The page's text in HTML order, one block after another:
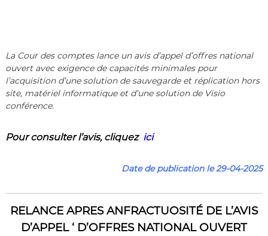
La Cour des comptes lance un avis d’appel d’offres national
ouvert avec exigence de capacités minimalespour
l’acquisition d’une solution de sauvegarde et réplication hors
site, matériel informatique et d’une solution de Visio
conférence.
Pour consulter l’avis, cliquez ici
Date de publication le 29-04-2025
RELANCE APRES ANFRACTUOSITÉ DE L’AVIS
D’APPEL ‘ D’OFFRES NATIONAL OUVERT